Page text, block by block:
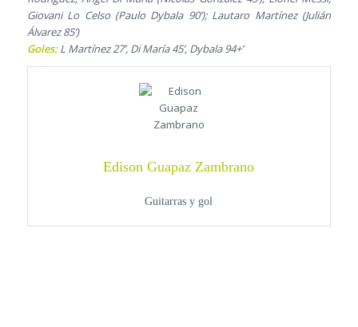
Giovani Lo Celso (Paulo Dybala 90’); Lautaro Martínez (Julián
Álvarez 85’)
Goles:L Martínez 27’, Di María 45’, Dybala 94+’
Edison Guapaz Zambrano
Guitarras y gol